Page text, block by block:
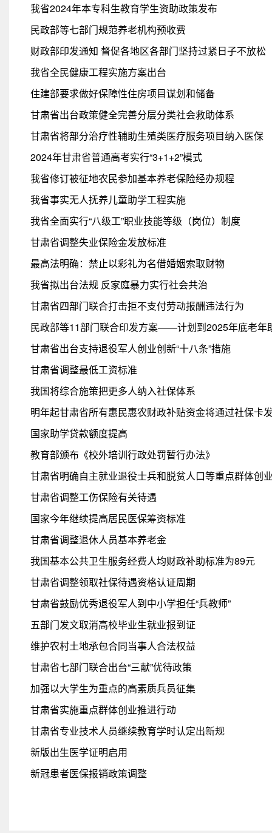
我省2024年本专科生教育学生资助政策发布
民政部等七部门规范养老机构预收费
财政部印发通知 督促各地区各部门坚持过紧日子不放松
我省全民健康工程实施方案出台
住建部要求做好保障性住房项目谋划和储备
甘肃省出台政策健全完善分层分类社会救助体系
甘肃省将部分治疗性辅助生殖类医疗服务项目纳入医保
2024年甘肃省普通高考实行“3+1+2”模式
我省修订被征地农民参加基本养老保险经办规程
我省事实无人抚养儿童助学工程实施
我省全面实行“八级工”职业技能等级（岗位）制度
甘肃省调整失业保险金发放标准
最高法明确：禁止以彩礼为名借婚姻索取财物
我省拟出台法规 反家庭暴力实行社会共治
甘肃省四部门联合打击拒不支付劳动报酬违法行为
民政部等11部门联合印发方案——计划到2025年底老年
甘肃省出台支持退役军人创业创新“十八条”措施
甘肃省调整最低工资标准
我国将综合施策把更多人纳入社保体系
明年起甘肃省所有惠民惠农财政补贴资金将通过社保卡
国家助学贷款额度提高
教育部颁布《校外培训行政处罚暂行办法》
甘肃省明确自主就业退役士兵和脱贫人口等重点群体创
甘肃省调整工伤保险有关待遇
国家今年继续提高居民医保筹资标准
甘肃省调整退休人员基本养老金
我国基本公共卫生服务经费人均财政补助标准为89元
甘肃省调整领取社保待遇资格认证周期
甘肃省鼓励优秀退役军人到中小学担任“兵教师”
五部门发文取消高校毕业生就业报到证
维护农村土地承包合同当事人合法权益
甘肃省七部门联合出台“三献”优待政策
加强以大学生为重点的高素质兵员征集
甘肃省实施重点群体创业推进行动
甘肃省专业技术人员继续教育学时认定出新规
新版出生医学证明启用
新冠患者医保报销政策调整